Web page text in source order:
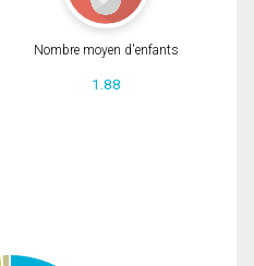
Nombre moyen d'enfants
1.88